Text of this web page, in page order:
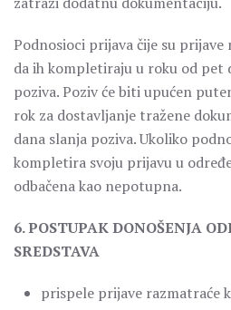
Podnosioci prijava čije su
da ih kompletiraju u roku od pet
poziva. Poziv će biti upućen
rok za dostavljanje tražene
dana slanja poziva. Ukoliko
kompletira svoju prijavu u
odbačena kao nepotupna.
6. POSTUPAK DONOŠENJA
SREDSTAVA
prispele prijave razmatraće